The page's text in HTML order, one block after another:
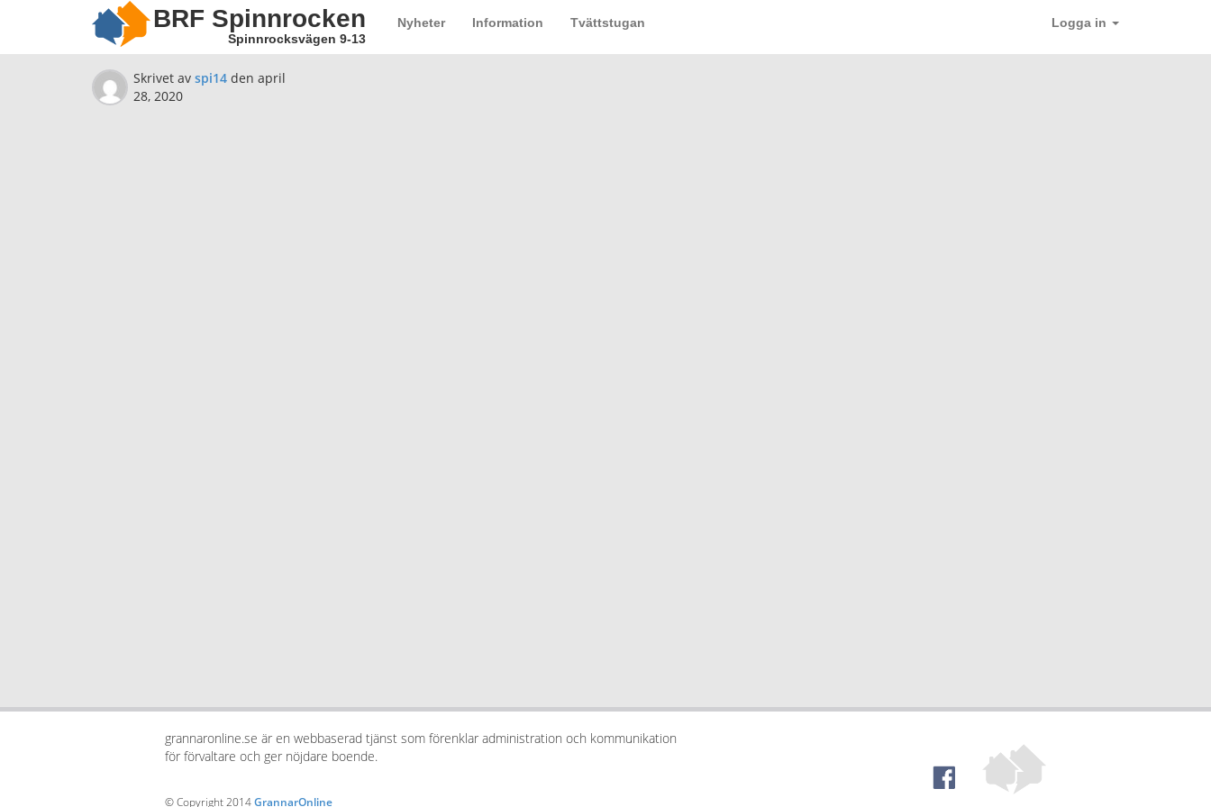
BRF Spinnrocken
Spinnrocksvägen 9-13
Nyheter Information Tvättstugan Logga in
Skrivet av spi14 den april
28, 2020
grannaronline.se är en webbaserad tjänst som förenklar administration och kommunikation
för förvaltare och ger nöjdare boende.
© Copyright 2014GrannarOnline